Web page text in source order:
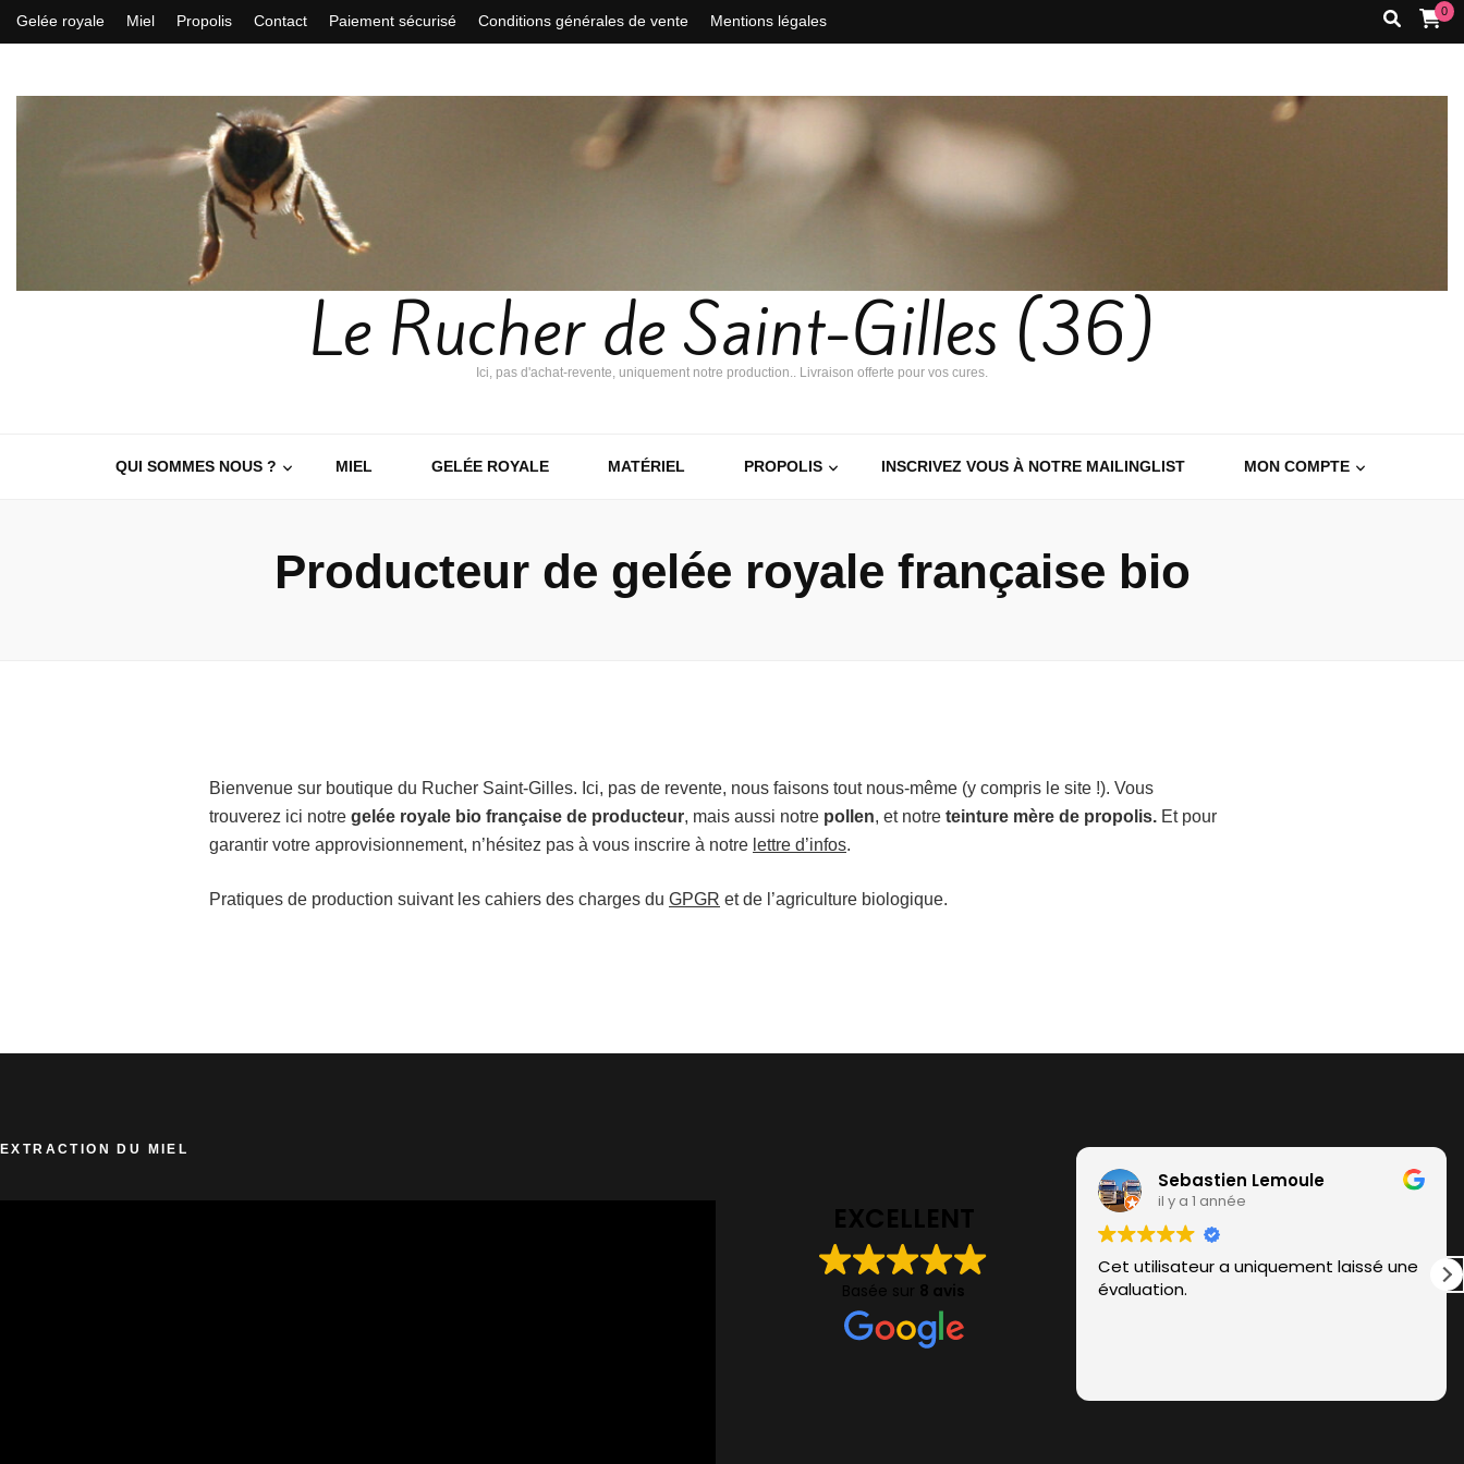
Gelée royale Miel Propolis Contact Paiement sécurisé Conditions générales de vente Mentions légales
0
Le Rucher de Saint-Gilles (36)
Ici, pas d'achat-revente, uniquement notre production.. Livraison offerte pour vos cures.
QUI SOMMES NOUS ? MIEL GELÉE ROYALE MATÉRIEL PROPOLIS INSCRIVEZ VOUS À NOTRE MAILINGLIST MON COMPTE
Producteur de gelée royale française bio
Bienvenue sur boutique du Rucher Saint-Gilles. Ici, pas de revente, nous faisons tout nous-même (y compris le site !). Vous
trouverez ici notre gelée royale bio française de producteur, mais aussi notre pollen, et notre teinture mère de propolis. Et pour
garantir votre approvisionnement, n’hésitez pas à vous inscrire à notre lettre d’infos.
Pratiques de production suivant les cahiers des charges du GPGR et de l’agriculture biologique.
EXTRACTION DU MIEL
EXCELLENT
Basée sur 8 avis
Sebastien Lemoule
il y a 1 année
Cet utilisateur a uniquement laissé une
évaluation.